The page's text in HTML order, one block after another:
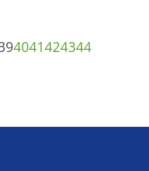
4041424344